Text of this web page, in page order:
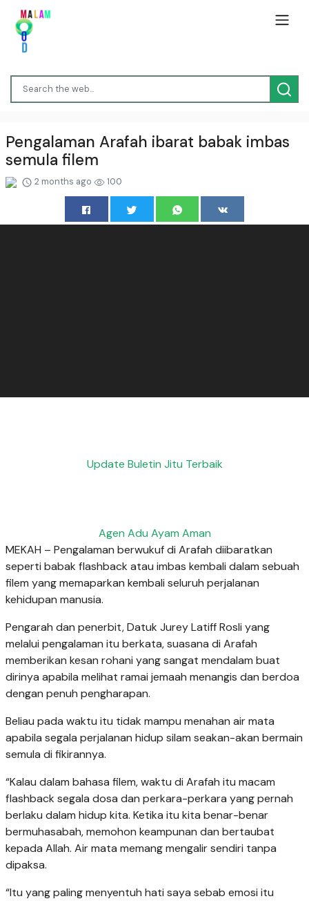
Pengalaman Arafah ibarat babak imbas
semula filem
2 months ago 100
Update Buletin Jitu Terbaik
Agen Adu Ayam Aman
MEKAH – Pengalaman berwukuf di Arafah diibaratkan
seperti babak flashback atau imbas kembali dalam sebuah
filem yang memaparkan kembali seluruh perjalanan
kehidupan manusia.
Pengarah dan penerbit, Datuk Jurey Latiff Rosli yang
melalui pengalaman itu berkata, suasana di Arafah
memberikan kesan rohani yang sangat mendalam buat
dirinya apabila melihat ramai jemaah menangis dan berdoa
dengan penuh pengharapan.
Beliau pada waktu itu tidak mampu menahan air mata
apabila segala perjalanan hidup silam seakan-akan bermain
semula di fikirannya.
“Kalau dalam bahasa filem, waktu di Arafah itu macam
flashback segala dosa dan perkara-perkara yang pernah
berlaku dalam hidup kita. Ketika itu kita benar-benar
bermuhasabah, memohon keampunan dan bertaubat
kepada Allah. Air mata memang mengalir sendiri tanpa
dipaksa.
“Itu yang paling menyentuh hati saya sebab emosi itu